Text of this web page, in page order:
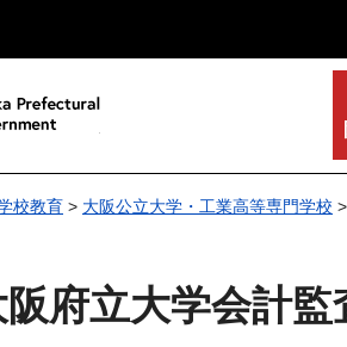
校教育 > 大阪公立大学・工業高等専門学校 >
府立大学会計